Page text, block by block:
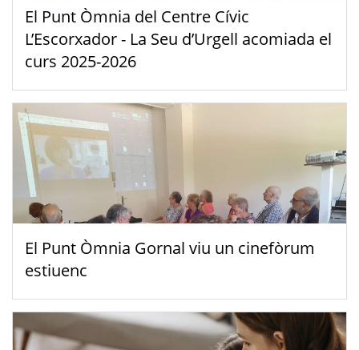
El Punt Òmnia del Centre Cívic
L’Escorxador - La Seu d’Urgell acomiada el
curs 2025-2026
El Punt Òmnia Gornal viu un cinefòrum
estiuenc